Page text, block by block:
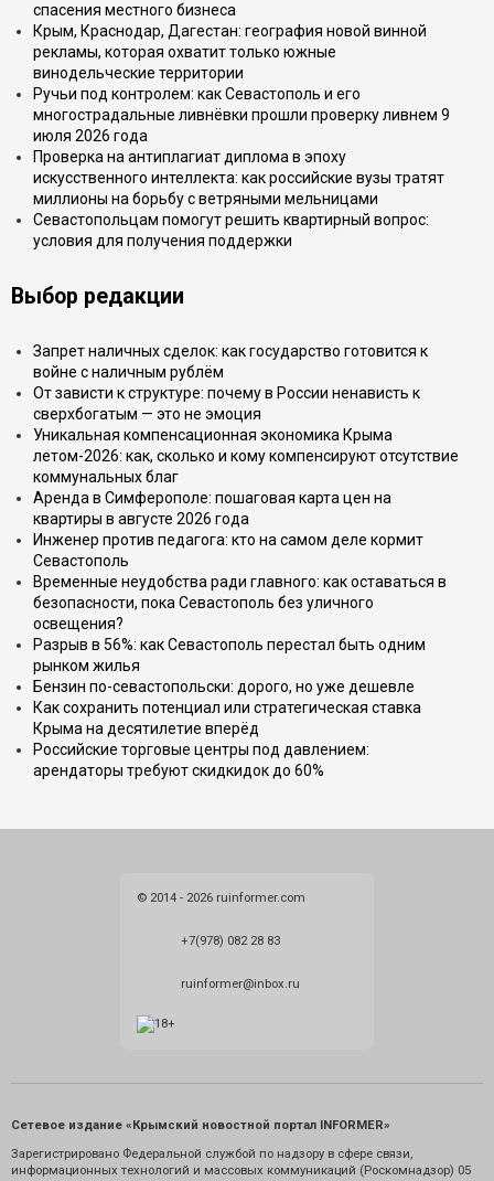
спасения местного бизнеса
Крым, Краснодар, Дагестан: география новой винной
рекламы, которая охватит только южные
винодельческие территории
Ручьи под контролем: как Севастополь и его
многострадальные ливнёвки прошли проверку ливнем 9
июля 2026 года
Проверка на антиплагиат диплома в эпоху
искусственного интеллекта: как российские вузы тратят
миллионы на борьбу с ветряными мельницами
Севастопольцам помогут решить квартирный вопрос:
условия для получения поддержки
Выбор редакции
Запрет наличных сделок: как государство готовится к
войне с наличным рублём
От зависти к структуре: почему в России ненависть к
сверхбогатым — это не эмоция
Уникальная компенсационная экономика Крыма
летом-2026: как, сколько и кому компенсируют отсутствие
коммунальных благ
Аренда в Симферополе: пошаговая карта цен на
квартиры в августе 2026 года
Инженер против педагога: кто на самом деле кормит
Севастополь
Временные неудобства ради главного: как оставаться в
безопасности, пока Севастополь без уличного
освещения?
Разрыв в 56%: как Севастополь перестал быть одним
рынком жилья
Бензин по-севастопольски: дорого, но уже дешевле
Как сохранить потенциал или стратегическая ставка
Крыма на десятилетие вперёд
Российские торговые центры под давлением:
арендаторы требуют скидкидок до 60%
© 2014 - 2026 ruinformer.com
+7(978) 082 28 83
ruinformer@inbox.ru
Сетевое издание «Крымский новостной портал INFORMER»
Зарегистрировано Федеральной службой по надзору в сфере связи,
информационных технологий и массовых коммуникаций (Роскомнадзор) 05